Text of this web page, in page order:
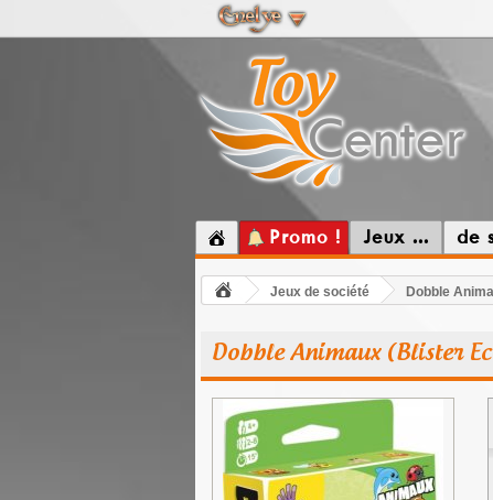
Promo ! Jeux ... de
Jeux de société Dobble
Dobble Animaux (Blister